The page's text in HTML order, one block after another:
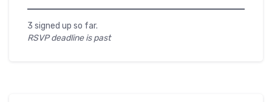
3 signed up so far.
RSVP deadline is past